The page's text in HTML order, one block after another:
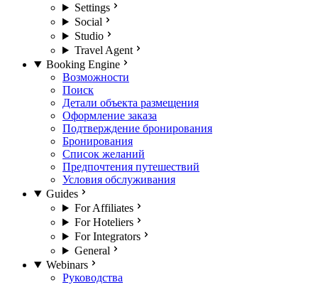
Settings
Social
Studio
Travel Agent
Booking Engine
Возможности
Поиск
Детали объекта размещения
Оформление заказа
Подтверждение бронирования
Бронирования
Список желаний
Предпочтения путешествий
Условия обслуживания
Guides
For Affiliates
For Hoteliers
For Integrators
General
Webinars
Руководства